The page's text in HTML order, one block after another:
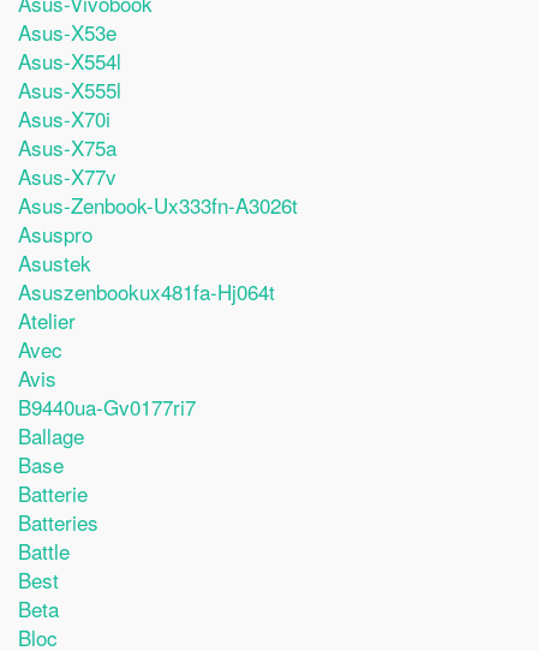
Asus-X53e
Asus-X554l
Asus-X555l
Asus-X70i
Asus-X75a
Asus-X77v
Asus-Zenbook-Ux333fn-A3026t
Asuspro
Asustek
Asuszenbookux481fa-Hj064t
Atelier
Avec
Avis
B9440ua-Gv0177ri7
Ballage
Base
Batterie
Batteries
Battle
Best
Beta
Bloc